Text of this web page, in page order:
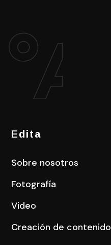
Edita
Sobre nosotros
Fotografía
Video
Creación de contenido